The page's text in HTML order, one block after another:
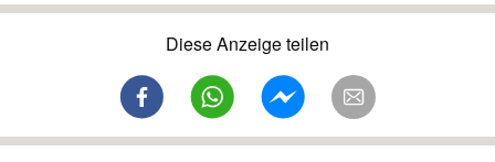
Diese Anzeige teilen